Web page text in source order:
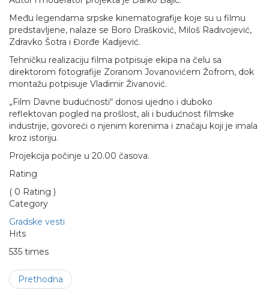
Među legendama srpske kinematografije koje su u filmu
predstavljene, nalaze se Boro Drašković, Miloš Radivojević,
Zdravko Šotra i Đorđe Kadijević.
Tehničku realizaciju filma potpisuje ekipa na čelu sa
direktorom fotografije Zoranom Jovanovićem Žofrom, dok
montažu potpisuje Vladimir Živanović.
„Film Davne budućnosti“ donosi ujedno i duboko
reflektovan pogled na prošlost, ali i budućnost filmske
industrije, govoreći o njenim korenima i značaju koji je imala
kroz istoriju.
Projekcija počinje u 20.00 časova.
Rating
( 0 Rating )
Category
Gradske vesti
Hits
535 times
Prethodna